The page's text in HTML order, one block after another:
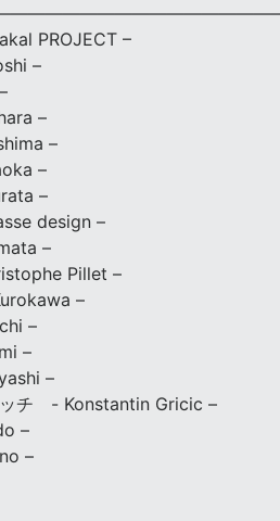
PROJECT –
–
–
–
–
–
design –
–
Pillet –
–
–
–
–
ッチ - Konstantin Gricic –
–
–